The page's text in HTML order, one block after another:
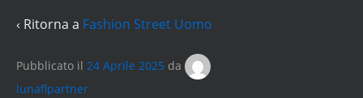
‹ Ritorna a Fashion Street Uomo
Pubblicato il 24 Aprile 2025 da
lunaflpartner